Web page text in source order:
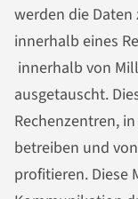
werden die Daten
innerhalb eines
innerhalb von
ausgetauscht.
Rechenzentren,
betreiben und
profitieren. Diese